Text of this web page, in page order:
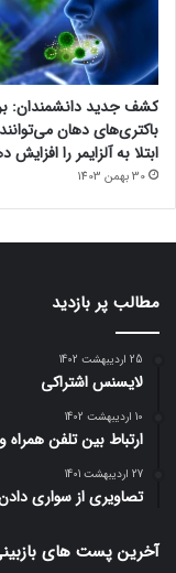
کشف جدید دانشمندان:
باکتری‌های دهان
ابتلا به آلزایمر را افزایش
30 بهمن 1403
مطالب پر بازدید
25 اردیبهشت 1402
لایسنس اشتراکی
10 اردیبهشت 1402
ارتباط بین تلفن
27 اردیبهشت 1401
تصاویری از سواری
آخرین پست های